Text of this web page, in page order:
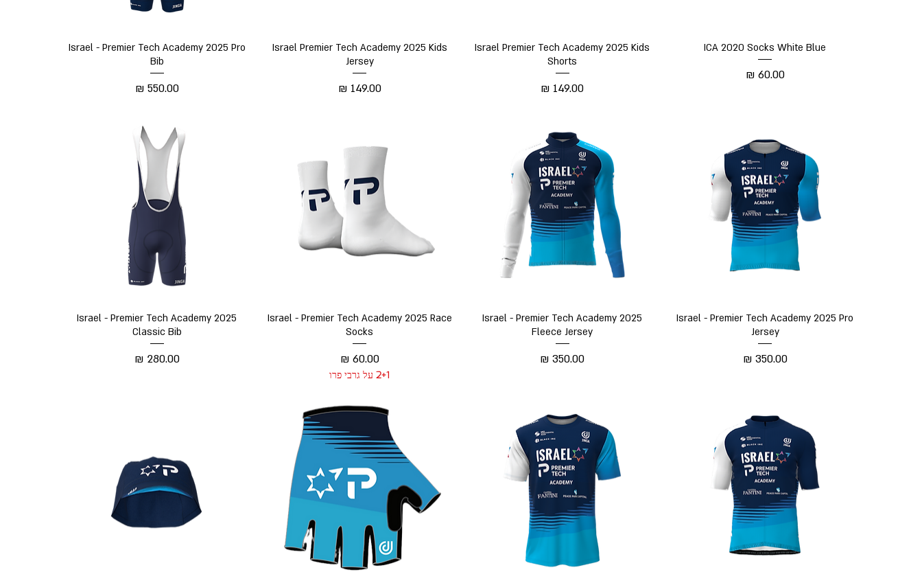
תצוגה מהירה
ICA 2020 Socks White Blue
מחיר‏60.00 ‏₪
תצוגה מהירה
Israel Premier Tech Academy 2025 Kids
Shorts
מחיר
תצוגה מהירה
Israel Premier Tech Academy 2025 Kids
Jersey
מחיר‏149.00 ‏₪
תצוגה מהירה
Israel - Premier Tech Academy 2025 Pro
Bib
מחיר‏550.00 ‏₪
תצוגה מהירה
Israel - Premier Tech Academy 2025 Pro
Jersey
מחיר‏350.00 ‏₪
תצוגה מהירה
Israel - Premier Tech Academy 2025
Fleece Jersey
מחיר
תצוגה מהירה
Israel - Premier Tech Academy 2025 Race
Socks
מחיר‏60.00 ‏₪
2+1 על גרבי פרו
תצוגה מהירה
Israel - Premier Tech Academy 2025
Classic Bib
מחיר‏280.00 ‏₪